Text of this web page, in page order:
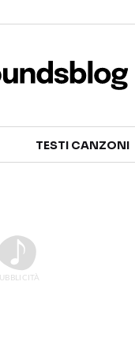
TALENT SHOW
TESTI CANZONI